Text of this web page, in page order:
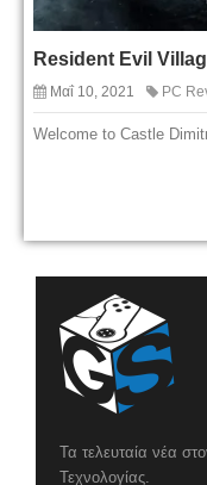
Resident Evil
Μαΐ 10, 2021 PC
Welcome to Castle
Τα τελευταία νέα
Τεχνολογίας.